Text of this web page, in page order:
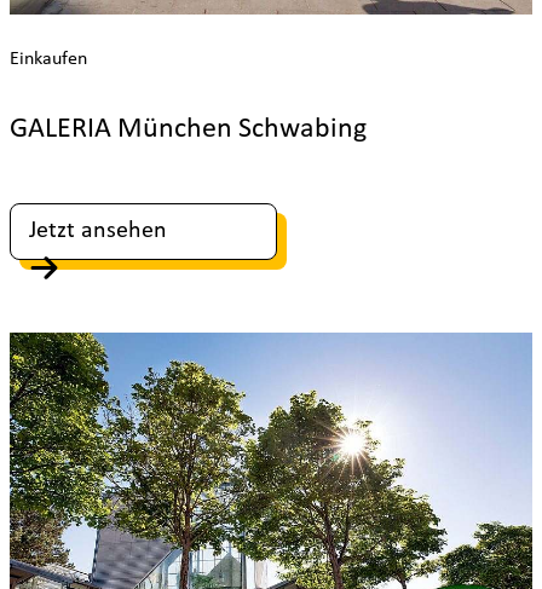
GALERIA München Schwabing
Einkaufen
Jetzt ansehen